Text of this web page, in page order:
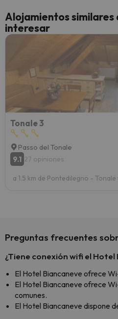
Alojamientos similares
interesar
Tonale 3
Passo del Tonale
9.1 27 opiniones
a 1.5 km de Pontedilegno -
Preguntas frecuentes
¿Tiene conexión wifi el Hotel
El Hotel Biancaneve ofrece
El Hotel Biancaneve ofrece
comunes.
El Hotel Biancaneve dispone